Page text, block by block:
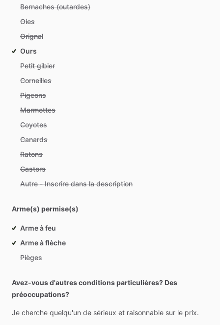
Bernaches (outardes)
Oies
Orignal
Ours
Petit gibier
Corneilles
Pigeons
Marmottes
Coyotes
Canards
Ratons
Castors
Autre - Inscrire dans la description
Arme(s) permise(s)
Arme à feu
Arme à flèche
Pièges
Avez-vous d'autres conditions particulières? Des
préoccupations?
Je cherche quelqu'un de sérieux et raisonnable sur le prix.